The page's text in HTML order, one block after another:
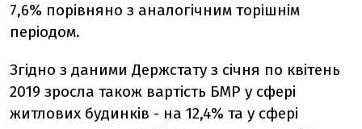
7,6% порівняно з аналогічним торішнім
періодом.
Згідно з даними Держстату з січня по квітень
2019 зросла також вартість БМР у сфері
житлових будинків - на 12,4% та у сфері